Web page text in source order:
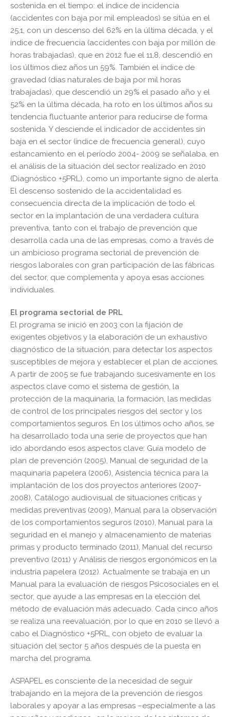
sostenida en el tiempo: el índice de incidencia
(accidentes con baja por mil empleados) se sitúa en el
25,1, con un descenso del 62% en la última década, y el
índice de frecuencia (accidentes con baja por millón de
horas trabajadas), que en 2012 fue el 11,8, descendió en
los últimos diez años un 59%. También el índice de
gravedad (días naturales de baja por mil horas
trabajadas), que descendió un 29% el pasado año y el
52% en la última década, ha roto en los últimos años su
tendencia fluctuante anterior para reducirse de forma
sostenida. Y desciende el indicador de accidentes sin
baja en el sector (índice de frecuencia general), cuyo
estancamiento en el período 2004- 2009 se señalaba, en
el análisis de la situación del sector realizado en 2010
(Diagnóstico +5PRL), como un importante signo de alerta.
El descenso sostenido de la accidentalidad es
consecuencia directa de la implicación de todo el
sector en la implantación de una verdadera cultura
preventiva, tanto con el trabajo de prevención que
desarrolla cada una de las empresas, como a través de
un ambicioso programa sectorial de prevención de
riesgos laborales con gran participación de las fábricas
del sector, que complementa y apoya esas acciones
individuales.
El programa sectorial de PRL
El programa se inició en 2003 con la fijación de
exigentes objetivos y la elaboración de un exhaustivo
diagnóstico de la situación, para detectar los aspectos
susceptibles de mejora y establecer el plan de acciones.
A partir de 2005 se fue trabajando sucesivamente en los
aspectos clave como el sistema de gestión, la
protección de la maquinaria, la formación, las medidas
de control de los principales riesgos del sector y los
comportamientos seguros. En los últimos ocho años, se
ha desarrollado toda una serie de proyectos que han
ido abordando esos aspectos clave: Guía modelo de
plan de prevención (2005), Manual de seguridad de la
maquinaria papelera (2006), Asistencia técnica para la
implantación de los dos proyectos anteriores (2007-
2008), Catálogo audiovisual de situaciones críticas y
medidas preventivas (2009), Manual para la observación
de los comportamientos seguros (2010), Manual para la
seguridad en el manejo y almacenamiento de materias
primas y producto terminado (2011), Manual del recurso
preventivo (2011) y Análisis de riesgos ergonómicos en la
industria papelera (2012). Actualmente se trabaja en un
Manual para la evaluación de riesgos Psicosociales en el
sector, que ayude a las empresas en la elección del
método de evaluación más adecuado. Cada cinco años
se realiza una reevaluación, por lo que en 2010 se llevó a
cabo el Diagnóstico +5PRL, con objeto de evaluar la
situación del sector 5 años después de la puesta en
marcha del programa.
ASPAPEL es consciente de la necesidad de seguir
trabajando en la mejora de la prevención de riesgos
laborales y apoyar a las empresas –especialmente a las